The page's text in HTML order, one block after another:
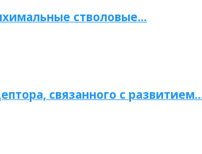
стволовые…
связанного с